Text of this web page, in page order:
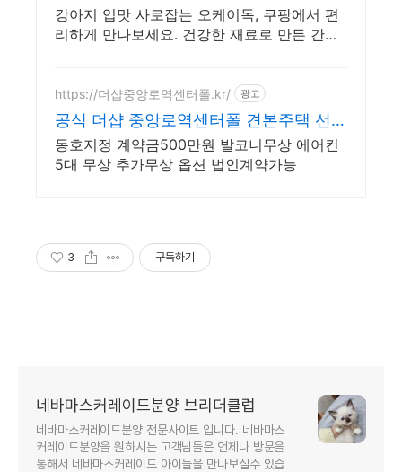
강아지 입맛 사로잡는 오케이독, 쿠팡에서 편
리하게 만나보세요. 건강한 재료로 만든 간식,
https://더샵중앙로역센터폴.kr/ 광고
공식 더샵 중앙로역센터폴 견본주택 선착
순 동호지정 중
동호지정 계약금500만원 발코니무상 에어컨
5대 무상 추가무상 옵션 법인계약가능
3 구독하기
네바마스커레이드분양 브리더클럽
네바마스커레이드분양 전문사이트 입니다. 네바마스
커레이드분양을 원하시는 고객님들은 언제나 방문을
통해서 네바마스커레이드 아이들을 만나보실수 있습